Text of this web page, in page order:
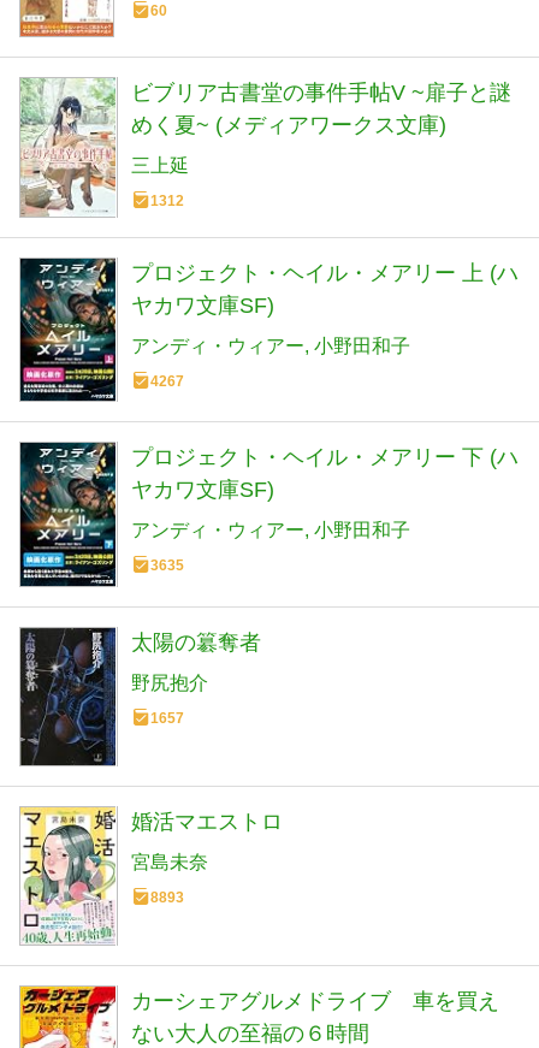
60
ビブリア古書堂の事件手帖V ~扉子と謎
めく夏~ (メディアワークス文庫)
三上延
1312
プロジェクト・ヘイル・メアリー 上 (ハ
ヤカワ文庫SF)
アンディ・ウィアー 小野田和子
4267
プロジェクト・ヘイル・メアリー 下 (ハ
ヤカワ文庫SF)
アンディ・ウィアー 小野田和子
3635
太陽の簒奪者
野尻抱介
1657
婚活マエストロ
宮島未奈
8893
カーシェアグルメドライブ 車を買え
ない大人の至福の６時間